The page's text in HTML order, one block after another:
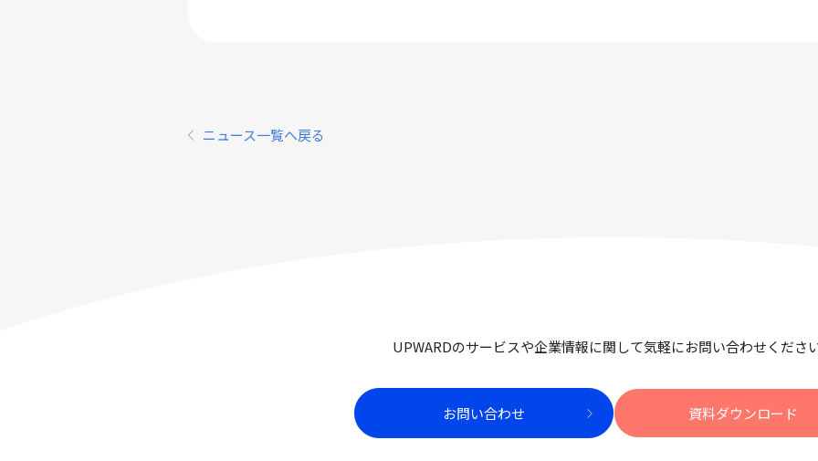
ニュース一覧へ戻る
UPWARDのサービスや企業情報に関して気軽にお問い合わせくださ
お問い合わせ 資料ダウンロード